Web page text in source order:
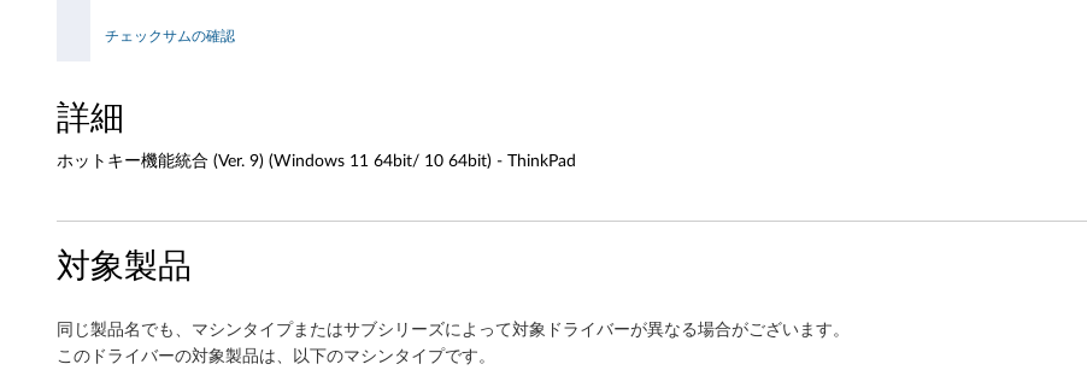
)
(
i
d
チェックサムの確認
詳細
ホットキー機能統合 (Ver. 9) (Windows 11 64bit/ 10 64bit) - ThinkPad
対象製品
同じ製品名でも、マシンタイプまたはサブシリーズによって対象ドライバーが異なる場合がございます。
このドライバーの対象製品は、以下のマシンタイプです。